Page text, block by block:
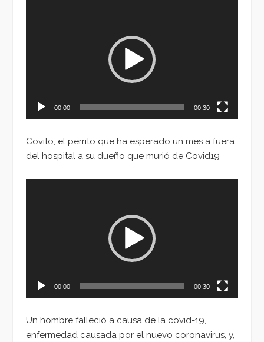
00:00 00:30
Covito, el perrito que ha esperado un mes a fuera
del hospital a su dueño que murió de Covid19
00:00 00:30
Un hombre falleció a causa de la covid-19,
enfermedad causada por el nuevo coronavirus, y,